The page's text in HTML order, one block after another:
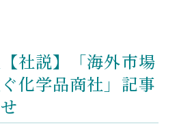
社説】「海外市場
化学品商社」記事